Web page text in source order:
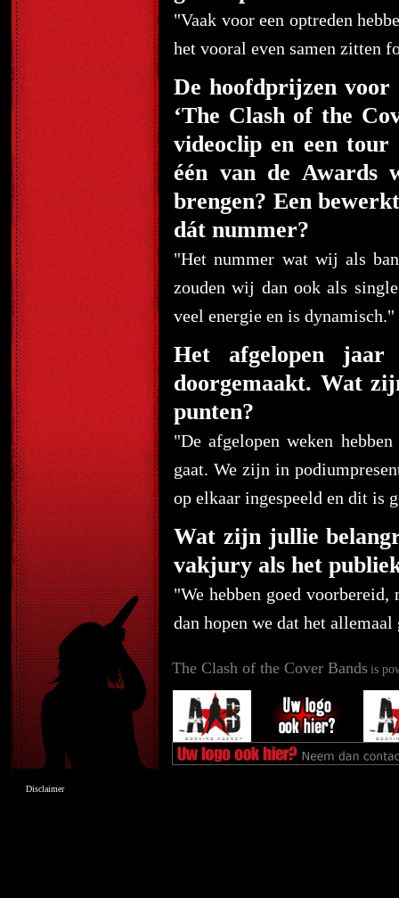
"Vaak voor een optreden
het vooral even samen zitten
De hoofdprijzen
‘The Clash of the
videoclip en een
één van de Awards
brengen? Een
dát nummer?
"Het nummer wat wij als
zouden wij dan ook als
veel energie en is dynamisch."
Het afgelopen
doorgemaakt. Wat
punten?
"De afgelopen weken
gaat. We zijn in
op elkaar ingespeeld en dit is
Wat zijn jullie
vakjury als het
"We hebben goed voorbereid,
dan hopen we dat het
The Clash of the Cover Bands is
Disclaimer